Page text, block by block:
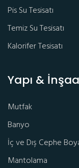
Pis Su Tesisatı
Temiz Su Tesisatı
Kalorifer Tesisatı
Yapı &
Mutfak
Banyo
İç ve Dış Cephe
Mantolama